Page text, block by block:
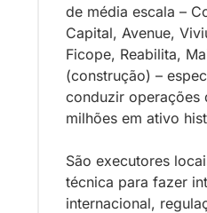
de média escala –
Capital, Avenue,
Ficope, Reabilita,
(construção) –
conduzir operações
milhões em ativo
São executores
técnica para fazer
internacional,